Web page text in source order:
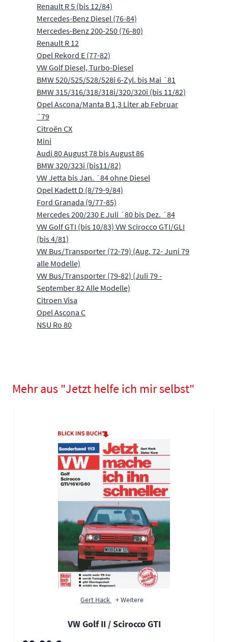
Renault R 5 (bis 12/84)
Mercedes-Benz Diesel (76-84)
Mercedes-Benz 200-250 (76-80)
Renault R 12
Opel Rekord E (77-82)
VW Golf Diesel, Turbo-Diesel
BMW 520/525/528/528i 6-Zyl. bis Mai ´81
BMW 315/316/318/318i/320/320i (bis 11/82)
Opel Ascona/Manta B 1,3 Liter ab Februar
´79
Citroën CX
Mini
Audi 80 August 78 bis August 86
BMW 320/323i (bis11/82)
VW Jetta bis Jan. ´84 ohne Diesel
Opel Kadett D (8/79-9/84)
Ford Granada (9/77-85)
Mercedes 200/230 E Juli ´80 bis Dez. ´84
VW Golf GTI (bis 10/83) VW Scirocco GTI/GLI
(bis 4/81)
VW Bus/Transporter (72-79) (Aug. 72- Juni 79
alle Modelle)
VW Bus/Transporter (79-82) (Juli 79 -
September 82 Alle Modelle)
Citroen Visa
Opel Ascona C
NSU Ro 80
Mehr aus "Jetzt helfe ich mir selbst"
Gert Hack + Weitere
VW Golf II / Scirocco GTI